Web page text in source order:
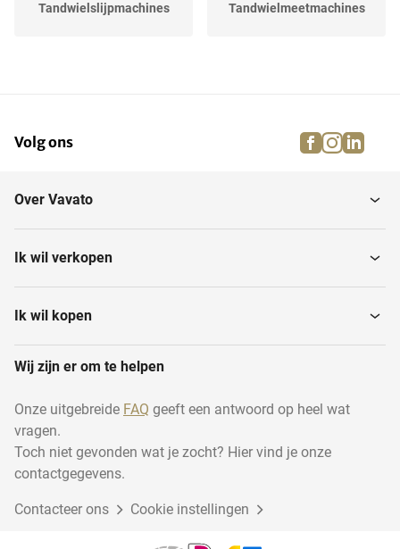
Tandwielslijpmachines Tandwielmeetmachines
Tandwiel brootmachines Tandwielsteekmachines
Volg ons facebook
Over Vavato
Ik wil verkopen
Ik wil kopen
Wij zijn er om te helpen
Onze uitgebreide FAQ geeft een antwoord op heel wat
vragen.
Toch niet gevonden wat je zocht? Hier vind je onze
contactgegevens.
Contacteer ons Cookie instellingen